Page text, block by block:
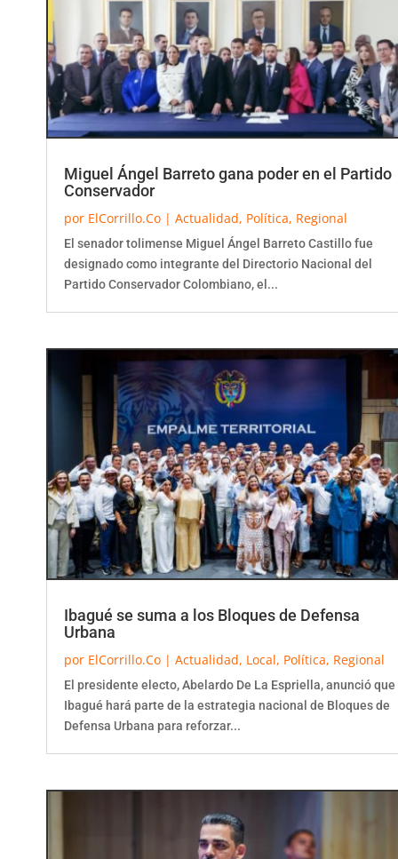
Miguel Ángel Barreto gana poder en el Partido
Conservador
por ElCorrillo.Co | Actualidad, Política, Regional
El senador tolimense Miguel Ángel Barreto Castillo fue
designado como integrante del Directorio Nacional del
Partido Conservador Colombiano, el...
Ibagué se suma a los Bloques de Defensa
Urbana
por ElCorrillo.Co | Actualidad, Local, Política, Regional
El presidente electo, Abelardo De La Espriella, anunció que
Ibagué hará parte de la estrategia nacional de Bloques de
Defensa Urbana para reforzar...